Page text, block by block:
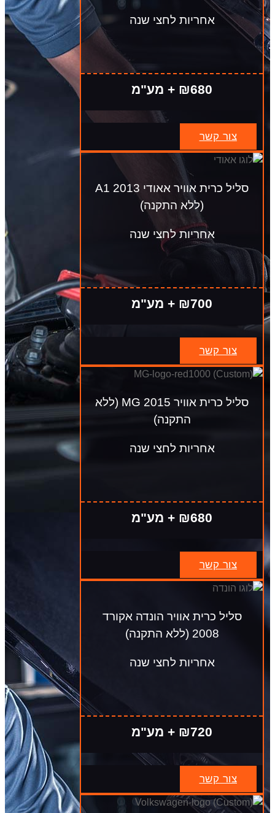
אחריות לחצי שנה
₪680 + מע"מ
צור קשר
סליל כרית אוויר אאודי A1 2013
(ללא התקנה)
אחריות לחצי שנה
₪700 + מע"מ
צור קשר
סליל כרית אוויר MG 2015 (ללא
התקנה)
אחריות לחצי שנה
₪680 + מע"מ
צור קשר
סליל כרית אוויר הונדה אקורד
2008 (ללא התקנה)
אחריות לחצי שנה
₪720 + מע"מ
צור קשר